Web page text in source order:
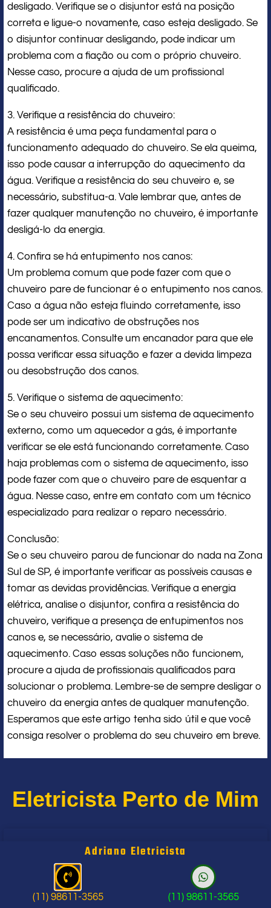
desligado. Verifique se o disjuntor está na posição
correta e ligue-o novamente, caso esteja desligado. Se
o disjuntor continuar desligando, pode indicar um
problema com a fiação ou com o próprio chuveiro.
Nesse caso, procure a ajuda de um profissional
qualificado.
3. Verifique a resistência do chuveiro:
A resistência é uma peça fundamental para o
funcionamento adequado do chuveiro. Se ela queima,
isso pode causar a interrupção do aquecimento da
água. Verifique a resistência do seu chuveiro e, se
necessário, substitua-a. Vale lembrar que, antes de
fazer qualquer manutenção no chuveiro, é importante
desligá-lo da energia.
4. Confira se há entupimento nos canos:
Um problema comum que pode fazer com que o
chuveiro pare de funcionar é o entupimento nos canos.
Caso a água não esteja fluindo corretamente, isso
pode ser um indicativo de obstruções nos
encanamentos. Consulte um encanador para que ele
possa verificar essa situação e fazer a devida limpeza
ou desobstrução dos canos.
5. Verifique o sistema de aquecimento:
Se o seu chuveiro possui um sistema de aquecimento
externo, como um aquecedor a gás, é importante
verificar se ele está funcionando corretamente. Caso
haja problemas com o sistema de aquecimento, isso
pode fazer com que o chuveiro pare de esquentar a
água. Nesse caso, entre em contato com um técnico
especializado para realizar o reparo necessário.
Conclusão:
Se o seu chuveiro parou de funcionar do nada na Zona
Sul de SP, é importante verificar as possíveis causas e
tomar as devidas providências. Verifique a energia
elétrica, analise o disjuntor, confira a resistência do
chuveiro, verifique a presença de entupimentos nos
canos e, se necessário, avalie o sistema de
aquecimento. Caso essas soluções não funcionem,
procure a ajuda de profissionais qualificados para
solucionar o problema. Lembre-se de sempre desligar o
chuveiro da energia antes de qualquer manutenção.
Esperamos que este artigo tenha sido útil e que você
consiga resolver o problema do seu chuveiro em breve.
Eletricista Perto de Mim
Um Eletricista em Santo André SP
Adriano Eletricista
(11) 98611-3565 (11) 98611-3565